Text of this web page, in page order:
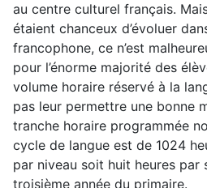
au centre culturel français.
étaient chanceux d’évoluer
francophone, ce n’est
pour l’énorme majorité des
volume horaire réservé à la
pas leur permettre une bonne
tranche horaire programmée
cycle de langue est de 1024
par niveau soit huit heures par
troisième année du primaire.